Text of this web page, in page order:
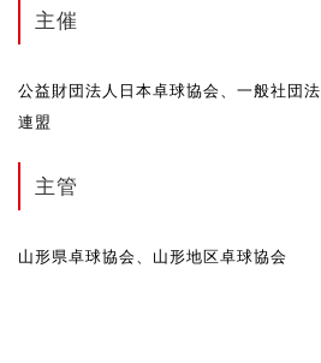
主催
公益財団法人日本卓球協会、一般社団
連盟
主管
山形県卓球協会、山形地区卓球協会